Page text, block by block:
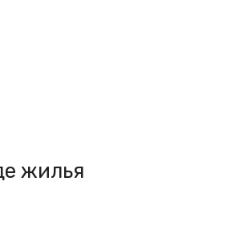
жилья